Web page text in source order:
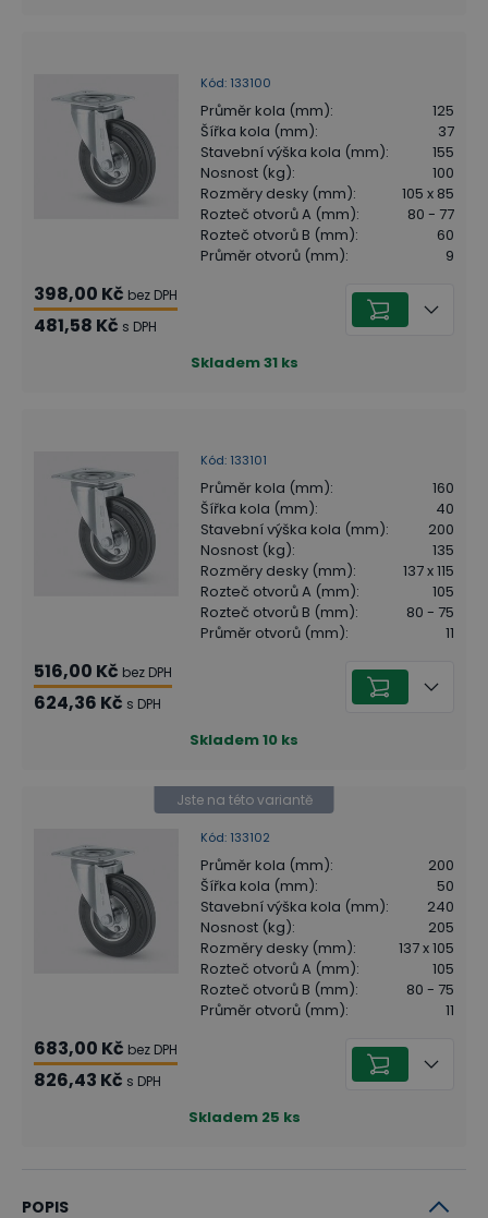
Kód: 133100
Průměr kola (mm):
125
Šířka kola (mm):
37
Stavební výška kola (mm):
155
Nosnost (kg):
100
Rozměry desky (mm):
105 x 85
Rozteč otvorů A (mm):
80 - 77
Rozteč otvorů B (mm):
60
Průměr otvorů (mm): 9
398,00 Kč bez DPH
481,58 Kč s DPH
Skladem31 ks
Kód: 133101
Průměr kola (mm):
160
Šířka kola (mm):
40
Stavební výška kola (mm):
200
Nosnost (kg):
135
Rozměry desky (mm):
137 x 115
Rozteč otvorů A (mm):
105
Rozteč otvorů B (mm):
80 - 75
Průměr otvorů (mm): 11
516,00 Kč bez DPH
624,36 Kč s DPH
Skladem10 ks
Kód: 133102
Jste na této variantě
Průměr kola (mm):
200
Šířka kola (mm):
50
Stavební výška kola (mm):
240
Nosnost (kg):
205
Rozměry desky (mm):
137 x 105
Rozteč otvorů A (mm):
105
Rozteč otvorů B (mm):
80 - 75
Průměr otvorů (mm): 11
683,00 Kč bez DPH
826,43 Kč s DPH
Skladem 25 ks
POPIS